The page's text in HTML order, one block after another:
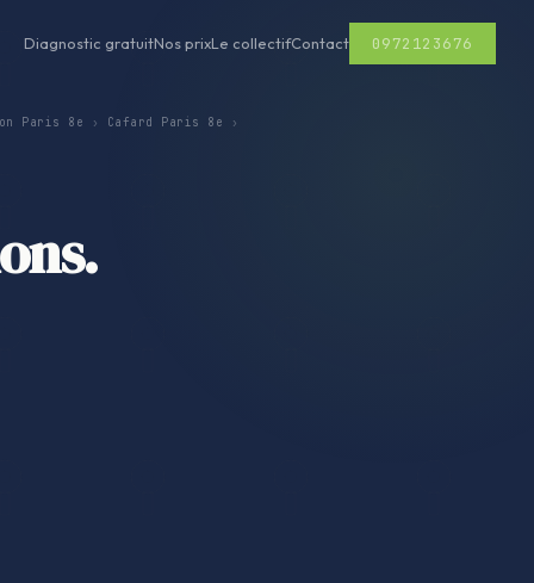
Diagnostic gratuitNos prixLe collectifContact 0972123676
Paris 8e › Cafard Paris 8e ›